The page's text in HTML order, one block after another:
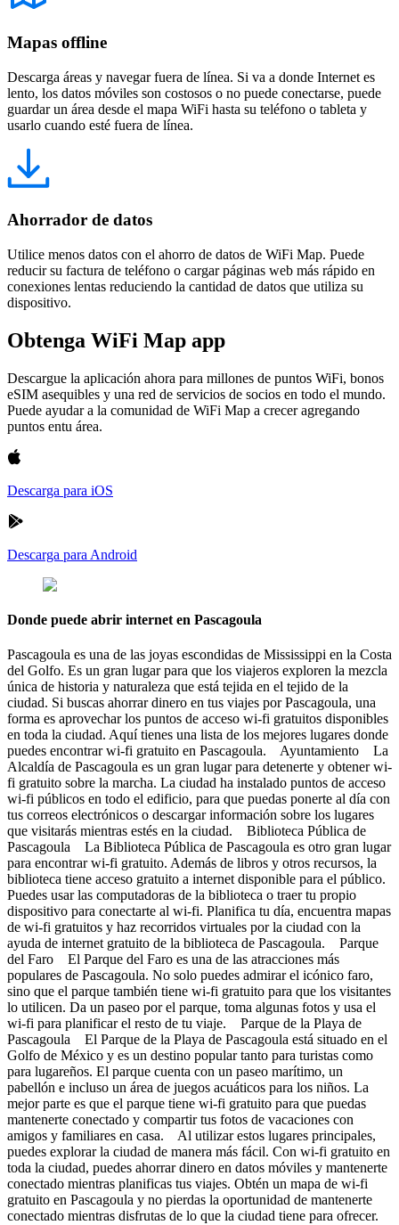
Mapas offline
Descarga áreas y navegar fuera de línea. Si va a donde Internet es
lento, los datos móviles son costosos o no puede conectarse, puede
guardar un área desde el mapa WiFi hasta su teléfono o tableta y
usarlo cuando esté fuera de línea.
Ahorrador de datos
Utilice menos datos con el ahorro de datos de WiFi Map. Puede
reducir su factura de teléfono o cargar páginas web más rápido en
conexiones lentas reduciendo la cantidad de datos que utiliza su
dispositivo.
Obtenga WiFi Map app
Descargue la aplicación ahora para millones de puntos WiFi, bonos
eSIM asequibles y una red de servicios de socios en todo el mundo.
Puede ayudar a la comunidad de WiFi Map a crecer agregando
puntos entu área.
Descarga para iOS
Descarga para Android
Donde puede abrir internet en Pascagoula
Pascagoula es una de las joyas escondidas de Mississippi en la Costa
del Golfo. Es un gran lugar para que los viajeros exploren la mezcla
única de historia y naturaleza que está tejida en el tejido de la
ciudad. Si buscas ahorrar dinero en tus viajes por Pascagoula, una
forma es aprovechar los puntos de acceso wi-fi gratuitos disponibles
en toda la ciudad. Aquí tienes una lista de los mejores lugares donde
puedes encontrar wi-fi gratuito en Pascagoula. Ayuntamiento La
Alcaldía de Pascagoula es un gran lugar para detenerte y obtener wi-
fi gratuito sobre la marcha. La ciudad ha instalado puntos de acceso
wi-fi públicos en todo el edificio, para que puedas ponerte al día con
tus correos electrónicos o descargar información sobre los lugares
que visitarás mientras estés en la ciudad. Biblioteca Pública de
Pascagoula La Biblioteca Pública de Pascagoula es otro gran lugar
para encontrar wi-fi gratuito. Además de libros y otros recursos, la
biblioteca tiene acceso gratuito a internet disponible para el público.
Puedes usar las computadoras de la biblioteca o traer tu propio
dispositivo para conectarte al wi-fi. Planifica tu día, encuentra mapas
de wi-fi gratuitos y haz recorridos virtuales por la ciudad con la
ayuda de internet gratuito de la biblioteca de Pascagoula. Parque
del Faro El Parque del Faro es una de las atracciones más
populares de Pascagoula. No solo puedes admirar el icónico faro,
sino que el parque también tiene wi-fi gratuito para que los visitantes
lo utilicen. Da un paseo por el parque, toma algunas fotos y usa el
wi-fi para planificar el resto de tu viaje. Parque de la Playa de
Pascagoula El Parque de la Playa de Pascagoula está situado en el
Golfo de México y es un destino popular tanto para turistas como
para lugareños. El parque cuenta con un paseo marítimo, un
pabellón e incluso un área de juegos acuáticos para los niños. La
mejor parte es que el parque tiene wi-fi gratuito para que puedas
mantenerte conectado y compartir tus fotos de vacaciones con
amigos y familiares en casa. Al utilizar estos lugares principales,
puedes explorar la ciudad de manera más fácil. Con wi-fi gratuito en
toda la ciudad, puedes ahorrar dinero en datos móviles y mantenerte
conectado mientras planificas tus viajes. Obtén un mapa de wi-fi
gratuito en Pascagoula y no pierdas la oportunidad de mantenerte
conectado mientras disfrutas de lo que la ciudad tiene para ofrecer.